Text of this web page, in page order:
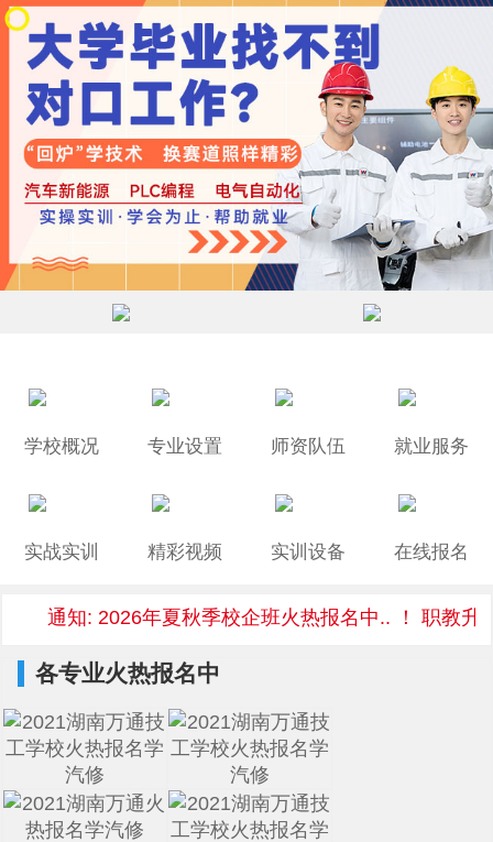
学校概况 专业设置 师资队伍 就业服务
实战实训 精彩视频 实训设备 在线报名
通知: 2026年夏秋季校企班火热报名中.. ！ 职教升学/
各专业火热报名中